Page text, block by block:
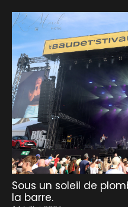
Sous un soleil de
la barre.